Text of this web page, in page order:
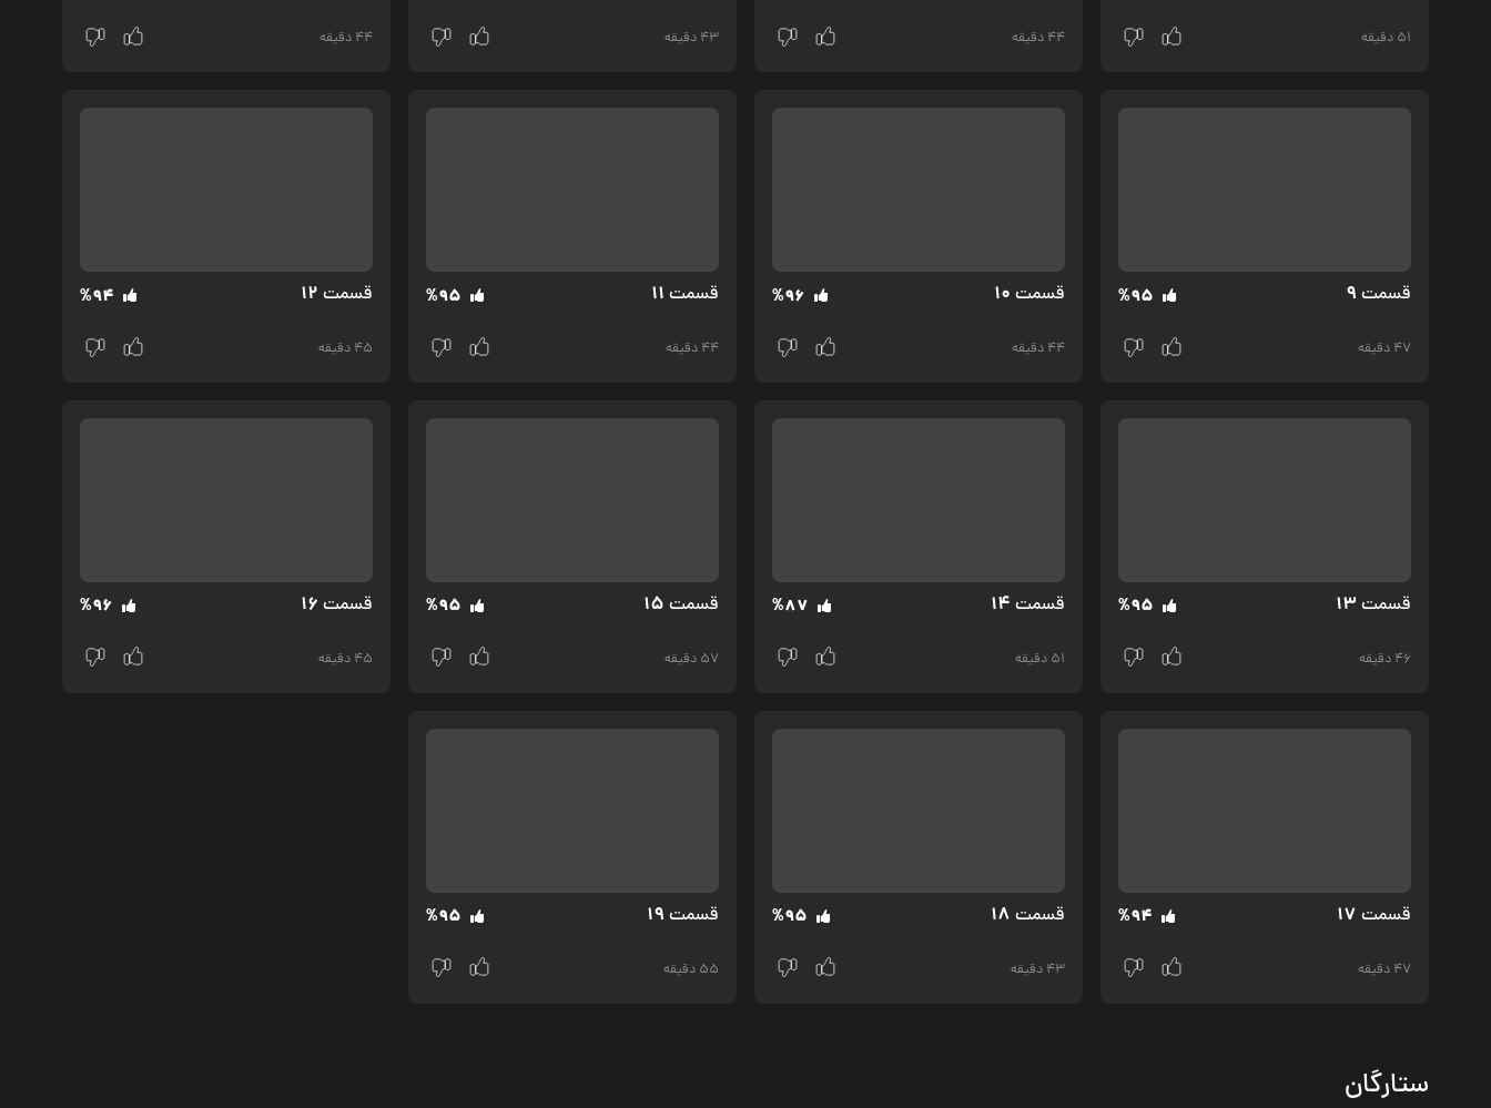
51 دقیقه 44 دقیقه 43 دقیقه 44 دقیقه
قسمت‌ 9
%95
47 دقیقه
قسمت‌ 10
%96
44 دقیقه
قسمت‌ 11
%95
44 دقیقه
قسمت‌ 12
%94
45 دقیقه
قسمت‌ 13
%95
46 دقیقه
قسمت‌ 14
%87
51 دقیقه
قسمت‌ 15
%95
57 دقیقه
قسمت‌ 16
%96
45 دقیقه
قسمت‌ 17
%94
47 دقیقه
قسمت‌ 18
%95
43 دقیقه
قسمت‌ 19
%95
55 دقیقه
ستارگان